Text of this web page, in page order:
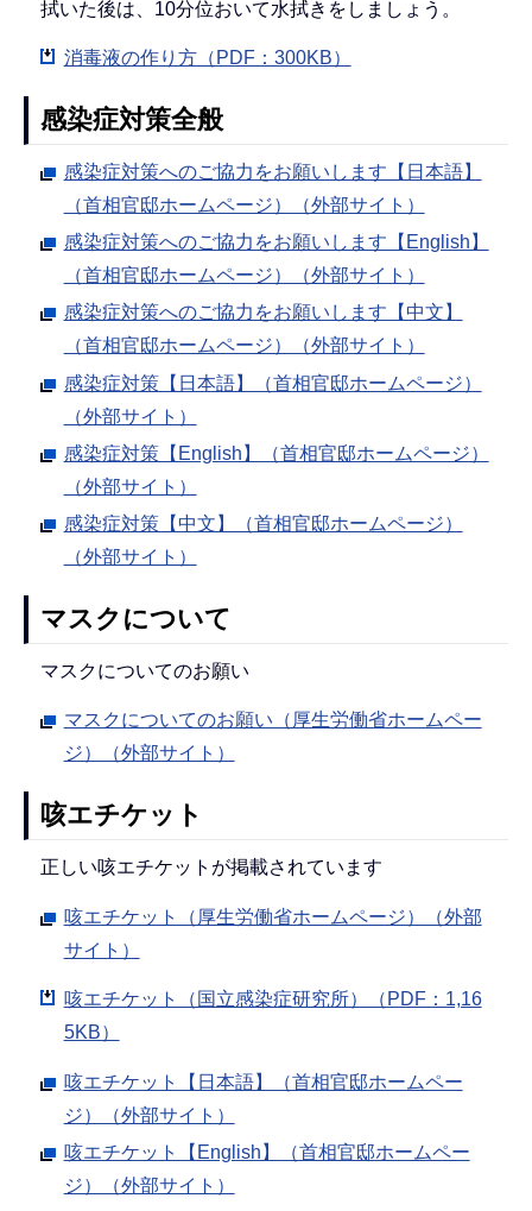
拭いた後は、10分位おいて水拭きをしましょう。
消毒液の作り方（PDF：300KB）
感染症対策全般
感染症対策へのご協力をお願いします【日本語】
（首相官邸ホームページ）（外部サイト）
感染症対策へのご協力をお願いします【English】
（首相官邸ホームページ）（外部サイト）
感染症対策へのご協力をお願いします【中文】
（首相官邸ホームページ）（外部サイト）
感染症対策【日本語】（首相官邸ホームページ）
（外部サイト）
感染症対策【English】（首相官邸ホームページ）
（外部サイト）
感染症対策【中文】（首相官邸ホームページ）
（外部サイト）
マスクについて
マスクについてのお願い
マスクについてのお願い（厚生労働省ホームペー
ジ）（外部サイト）
咳エチケット
正しい咳エチケットが掲載されています
咳エチケット（厚生労働省ホームページ）（外部
サイト）
咳エチケット（国立感染症研究所）（PDF：1,16
5KB）
咳エチケット【日本語】（首相官邸ホームペー
ジ）（外部サイト）
咳エチケット【English】（首相官邸ホームペー
ジ）（外部サイト）